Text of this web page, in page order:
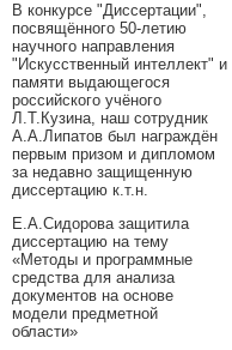
В конкурсе "Диссертации",
посвящённого 50-летию
научного направления
"Искусственный интеллект" и
памяти выдающегося
российского учёного
Л.Т.Кузина, наш сотрудник
А.А.Липатов был награждён
первым призом и дипломом
за недавно защищенную
диссертацию к.т.н.
Е.А.Сидорова защитила
диссертацию на тему
«Методы и программные
средства для анализа
документов на основе
модели предметной
области»